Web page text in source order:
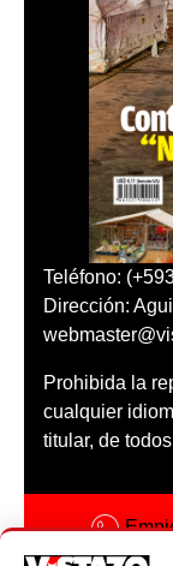
Teléfono:
Dirección:
Prohibida la
cualquier
titular, de